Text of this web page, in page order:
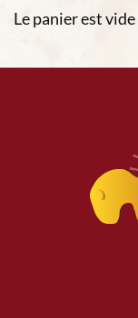
Le panier est vide